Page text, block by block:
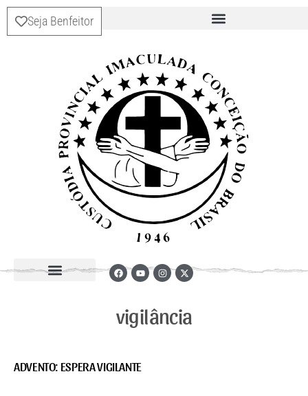
Seja Benfeitor
vigilância
ADVENTO: ESPERA VIGILANTE